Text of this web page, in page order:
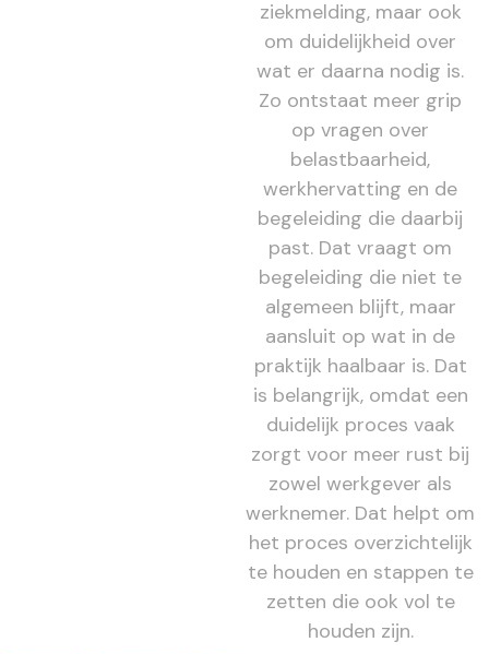
ziekmelding, maar ook
om duidelijkheid over
wat er daarna nodig is.
Zo ontstaat meer grip
op vragen over
belastbaarheid,
werkhervatting en de
begeleiding die daarbij
past. Dat vraagt om
begeleiding die niet te
algemeen blijft, maar
aansluit op wat in de
praktijk haalbaar is. Dat
is belangrijk, omdat een
duidelijk proces vaak
zorgt voor meer rust bij
zowel werkgever als
werknemer. Dat helpt om
het proces overzichtelijk
te houden en stappen te
zetten die ook vol te
houden zijn.